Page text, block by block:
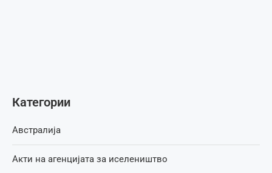
Категории
Австралија
Акти на агенцијата за иселеништво